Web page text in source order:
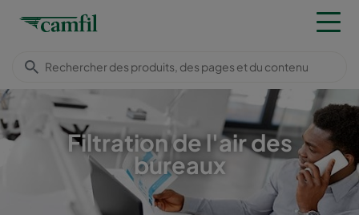
Filtration de l'air des
bureaux